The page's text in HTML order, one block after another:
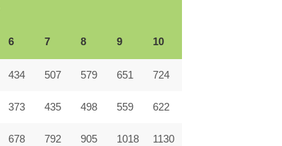
6 7 8 9 10
434 507 579 651 724
373 435 498 559 622
678 792 905 1018 1130